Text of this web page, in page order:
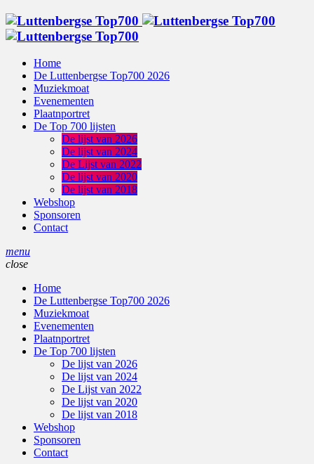
Home
De Luttenbergse Top700 2026
Muziekmoat
Evenementen
Plaatnportret
De Top 700 lijsten
De lijst van 2026
De lijst van 2024
De Lijst van 2022
De lijst van 2020
De lijst van 2018
Webshop
Sponsoren
Contact
menu
close
Home
De Luttenbergse Top700 2026
Muziekmoat
Evenementen
Plaatnportret
De Top 700 lijsten
De lijst van 2026
De lijst van 2024
De Lijst van 2022
De lijst van 2020
De lijst van 2018
Webshop
Sponsoren
Contact